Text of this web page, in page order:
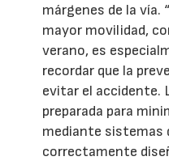
márgenes de la vía.
mayor movilidad,
verano, es
recordar que la
evitar el accidente.
preparada para
mediante sistemas
correctamente